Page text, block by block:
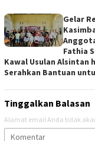
Gelar
Fathia
Kawal Usulan Alsintan
Serahkan Bantuan
Tinggalkan Balasan
Alamat email Anda tidak